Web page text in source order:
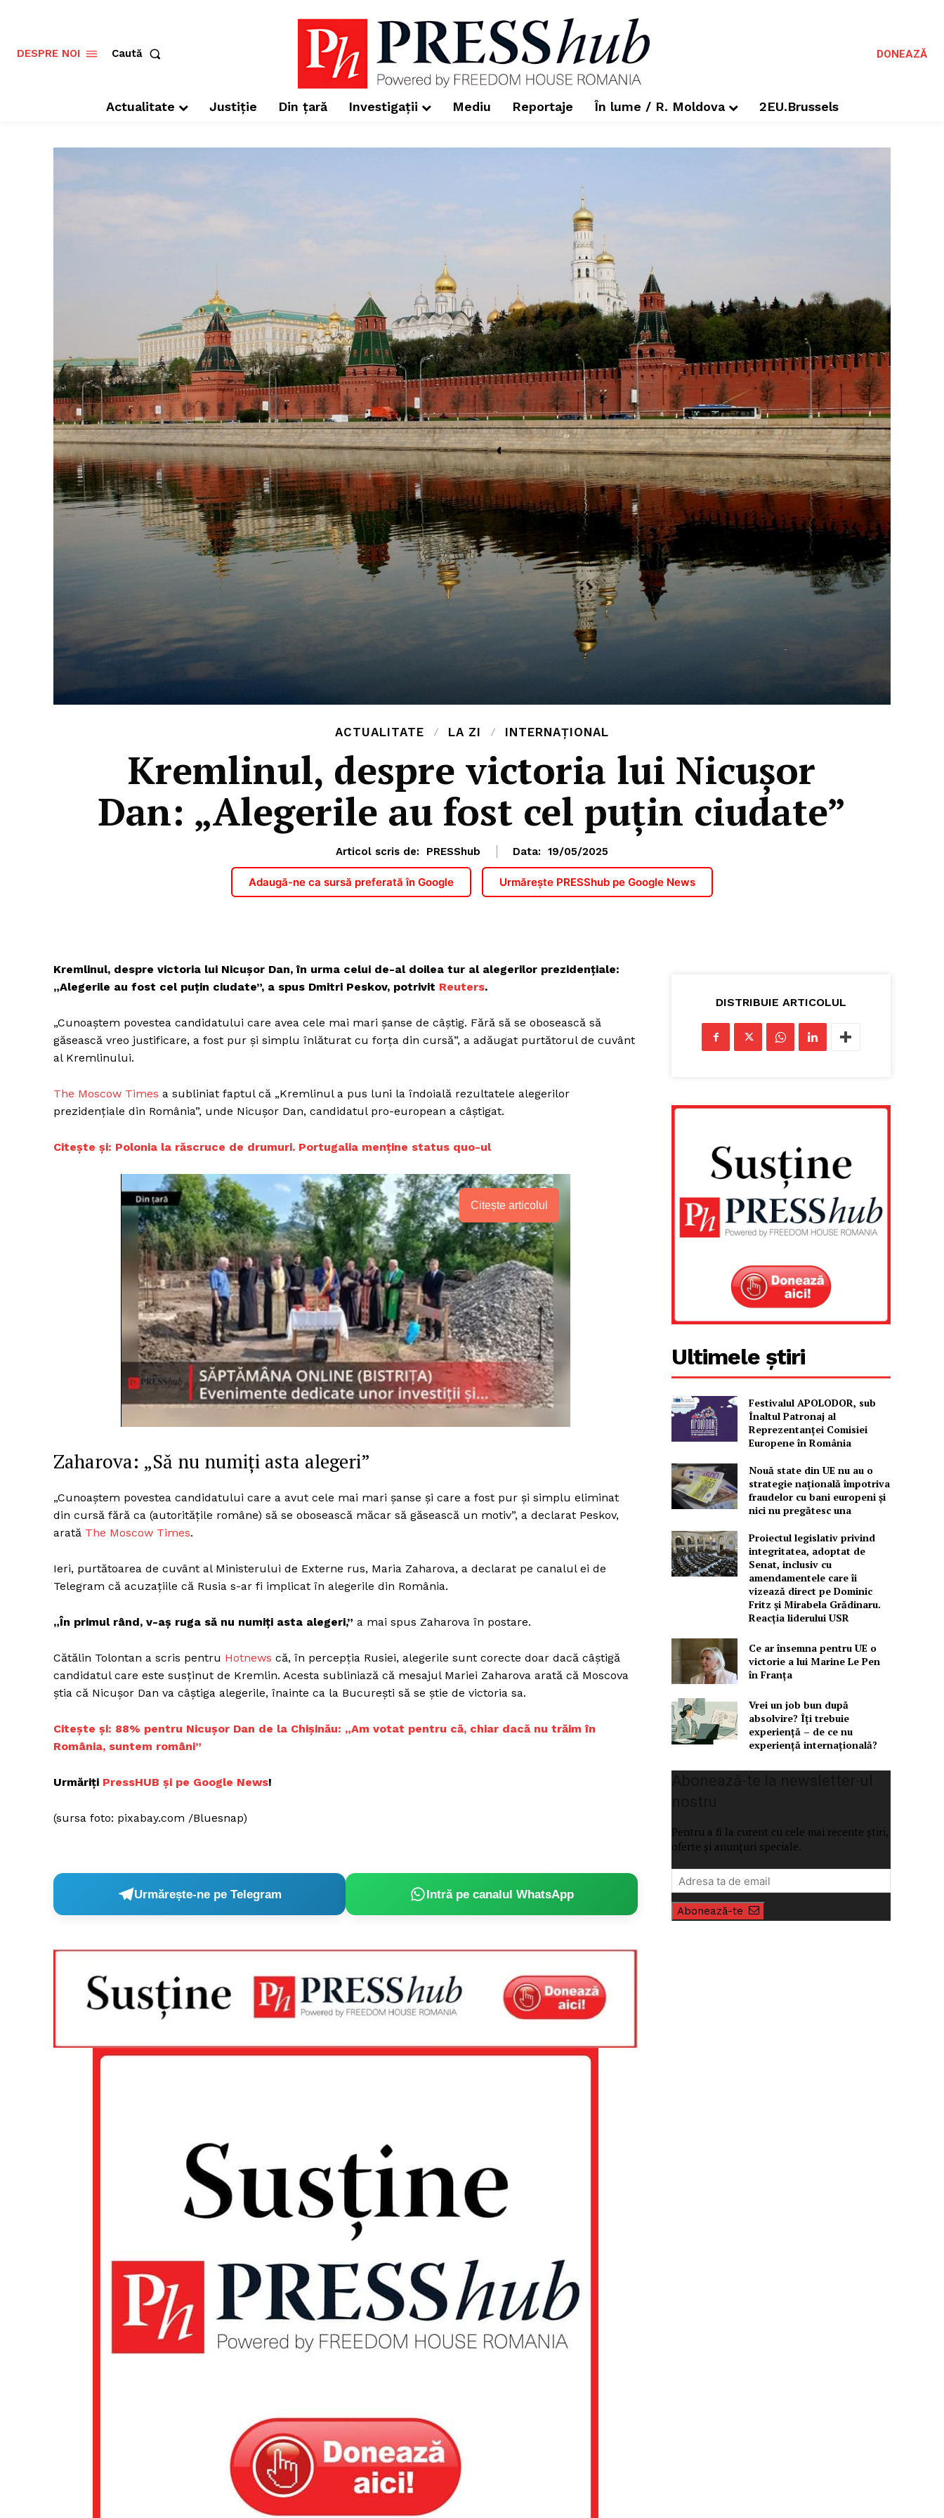
FREEDOM HOUSE
ROMÂNIA
PRESShub
Contact
DESPRE NOI Caută DONEAZĂ
Actualitate Justiție Din țară Investigații Mediu Reportaje În lume / R. Moldova 2EU.Brussels
ACTUALITATE LA ZI INTERNAȚIONAL
Kremlinul, despre victoria lui Nicușor
Dan: „Alegerile au fost cel puțin ciudate”
Articol scris de: PRESShub Data: 19/05/2025
Adaugă-ne ca sursă preferată în Google Urmărește PRESShub pe Google News
Kremlinul, despre victoria lui Nicușor Dan, în urma celui de-al doilea tur al alegerilor prezidențiale:
„Alegerile au fost cel puțin ciudate”, a spus Dmitri Peskov, potrivit Reuters.
„Cunoaștem povestea candidatului care avea cele mai mari șanse de câștig. Fără să se obosească să
găsească vreo justificare, a fost pur și simplu înlăturat cu forța din cursă”, a adăugat purtătorul de cuvânt
al Kremlinului.
The Moscow Times a subliniat faptul că „Kremlinul a pus luni la îndoială rezultatele alegerilor
prezidențiale din România”, unde Nicușor Dan, candidatul pro-european a câștigat.
Citește și: Polonia la răscruce de drumuri. Portugalia menține status quo-ul
Citește articolul
Zaharova: „Să nu numiţi asta alegeri”
„Cunoaștem povestea candidatului care a avut cele mai mari șanse și care a fost pur și simplu eliminat
din cursă fără ca (autoritățile române) să se obosească măcar să găsească un motiv”, a declarat Peskov,
arată The Moscow Times.
Ieri, purtătoarea de cuvânt al Ministerului de Externe rus, Maria Zaharova, a declarat pe canalul ei de
Telegram că acuzațiile că Rusia s-ar fi implicat în alegerile din România.
„În primul rând, v-aş ruga să nu numiţi asta alegeri,” a mai spus Zaharova în postare.
Cătălin Tolontan a scris pentru Hotnews că, în percepția Rusiei, alegerile sunt corecte doar dacă câștigă
candidatul care este susținut de Kremlin. Acesta subliniază că mesajul Mariei Zaharova arată că Moscova
știa că Nicușor Dan va câștiga alegerile, înainte ca la București să se știe de victoria sa.
Citește și: 88% pentru Nicușor Dan de la Chișinău: „Am votat pentru că, chiar dacă nu trăim în
România, suntem români”
Urmăriți PressHUB și pe Google News!
(sursa foto: pixabay.com /Bluesnap)
Urmărește-ne pe Telegram Intră pe canalul WhatsApp
DISTRIBUIE ARTICOLUL
Ultimele știri
Festivalul APOLODOR, sub
Înaltul Patronaj al
Reprezentanței Comisiei
Europene în România
Nouă state din UE nu au o
strategie națională împotriva
fraudelor cu bani europeni și
nici nu pregătesc una
Proiectul legislativ privind
integritatea, adoptat de
Senat, inclusiv cu
amendamentele care îi
vizează direct pe Dominic
Fritz și Mirabela Grădinaru.
Reacția liderului USR
Ce ar însemna pentru UE o
victorie a lui Marine Le Pen
în Franța
Vrei un job bun după
absolvire? Îți trebuie
experiență – de ce nu
experiență internațională?
Pentru a fi la curent cu cele mai recente știri,
oferte și anunțuri speciale.
Abonează-te